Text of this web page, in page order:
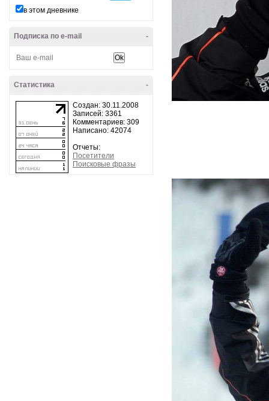
в этом дневнике
-
Подписка по e-mail
-
Статистика
Создан: 30.11.2008
Записей: 3361
Комментариев: 309
Написано: 42074
Отчеты:
Посетители
Поисковые фразы